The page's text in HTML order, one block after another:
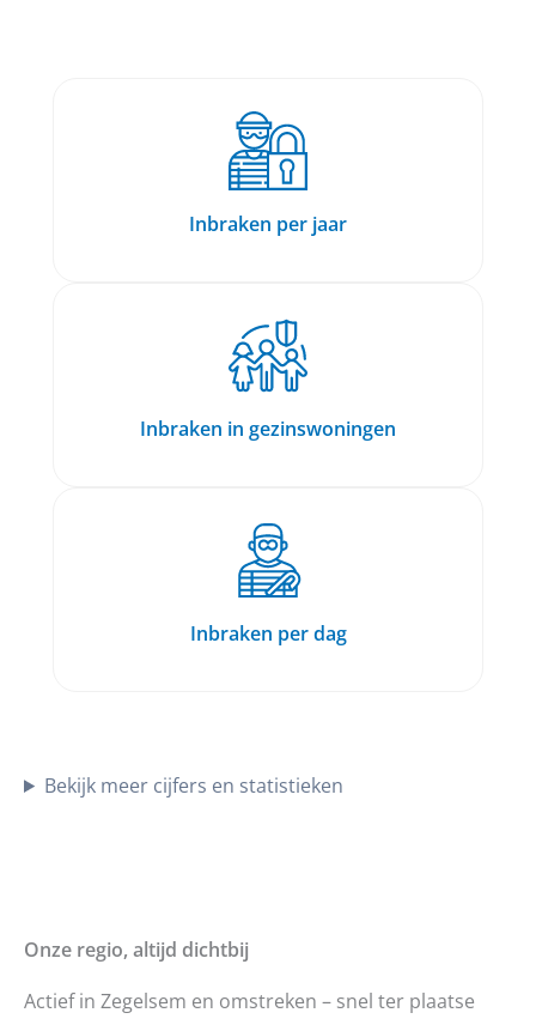
Inbraken per jaar
Inbraken in gezinswoningen
Inbraken per dag
Bekijk meer cijfers en statistieken
Onze regio, altijd dichtbij
Actief in Zegelsem en omstreken – snel ter plaatse